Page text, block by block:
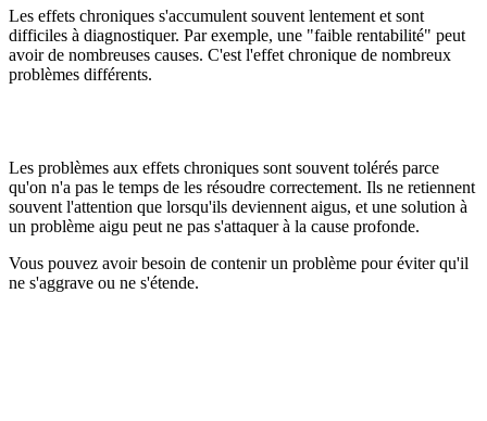
Les effets chroniques s'accumulent souvent lentement et sont
difficiles à diagnostiquer. Par exemple, une "faible rentabilité" peut
avoir de nombreuses causes. C'est l'effet chronique de nombreux
problèmes différents.
Les problèmes aux effets chroniques sont souvent tolérés parce
qu'on n'a pas le temps de les résoudre correctement. Ils ne retiennent
souvent l'attention que lorsqu'ils deviennent aigus, et une solution à
un problème aigu peut ne pas s'attaquer à la cause profonde.
Vous pouvez avoir besoin de contenir un problème pour éviter qu'il
ne s'aggrave ou ne s'étende.